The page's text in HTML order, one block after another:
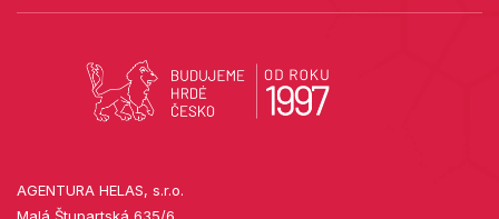
AGENTURA HELAS, s.r.o.